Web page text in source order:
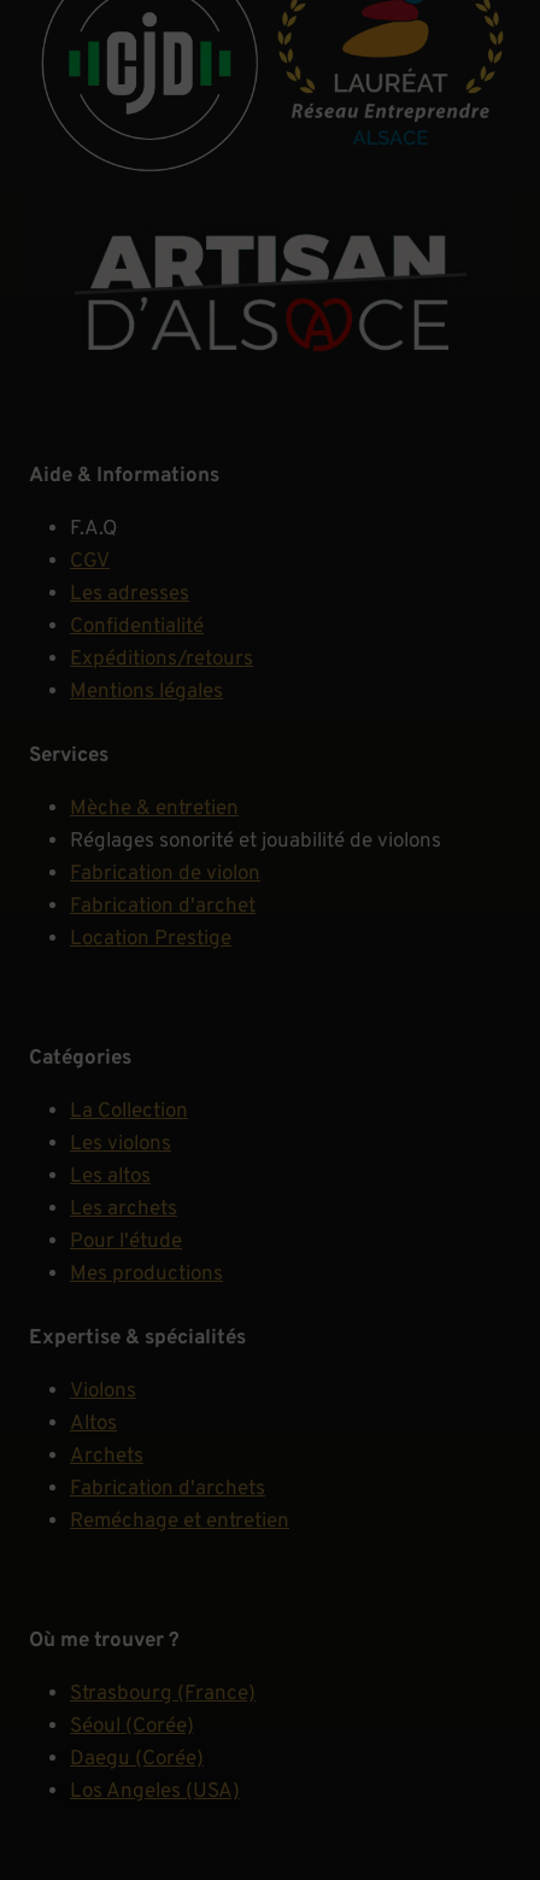
Aide & Informations
F.A.Q
CGV
Les adresses
Confidentialité
Expéditions/retours
Mentions légales
Services
Mèche & entretien
Réglages sonorité et jouabilité de violons
Fabrication de violon
Fabrication d'archet
Location Prestige
Catégories
La Collection
Les violons
Les altos
Les archets
Pour l'étude
Mes productions
Expertise & spécialités
Violons
Altos
Archets
Fabrication d'archets
Reméchage et entretien
Où me trouver ?
Strasbourg (France)
Séoul (Corée)
Daegu (Corée)
Los Angeles (USA)